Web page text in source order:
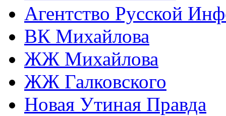
Агентство Русской
ВК Михайлова
ЖЖ Михайлова
ЖЖ Галковского
Новая Утиная Правда